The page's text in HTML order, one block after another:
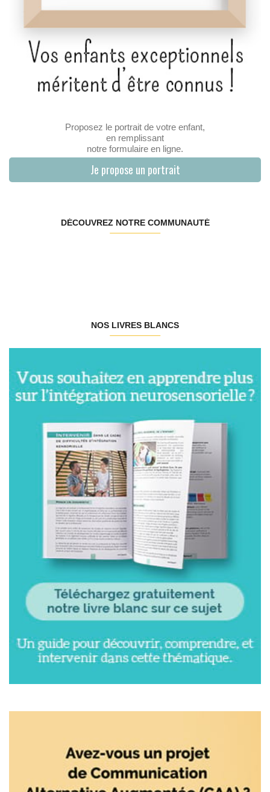
Proposez le portrait de votre enfant,
en remplissant
notre formulaire en ligne.
Je propose un portrait
DÉCOUVREZ NOTRE COMMUNAUTÉ
NOS LIVRES BLANCS